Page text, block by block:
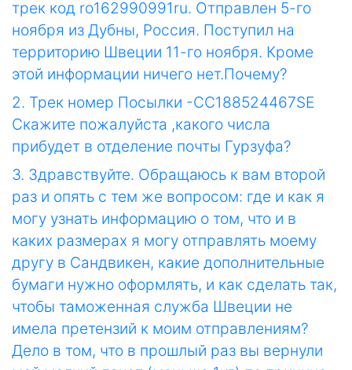
трек код ro162990991ru. Отправлен 5-го
ноября из Дубны, Россия. Поступил на
территорию Швеции 11-го ноября. Кроме
этой информации ничего нет.Почему?
2. Трек номер Посылки -СС188524467SE
Скажите пожалуйста ,какого числа
прибудет в отделение почты Гурзуфа?
3. Здравствуйте. Обращаюсь к вам второй
раз и опять с тем же вопросом: где и как я
могу узнать информацию о том, что и в
каких размерах я могу отправлять моему
другу в Сандвикен, какие дополнительные
бумаги нужно оформлять, и как сделать так,
чтобы таможенная служба Швеции не
имела претензий к моим отправлениям?
Дело в том, что в прошлый раз вы вернули